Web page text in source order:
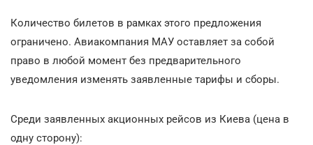
Количество билетов в рамках этого предложения
ограничено. Авиакомпания МАУ оставляет за собой
право в любой момент без предварительного
уведомления изменять заявленные тарифы и сборы.
Среди заявленных акционных рейсов из Киева (цена в
одну сторону):